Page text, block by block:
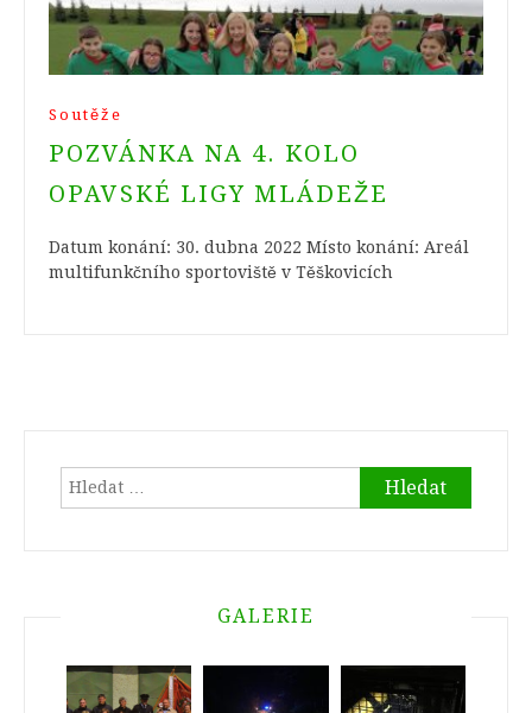
Soutěže
POZVÁNKA NA 4. KOLO
OPAVSKÉ LIGY MLÁDEŽE
Datum konání: 30. dubna 2022 Místo konání: Areál
multifunkčního sportoviště v Těškovicích
Vyhledávání
GALERIE